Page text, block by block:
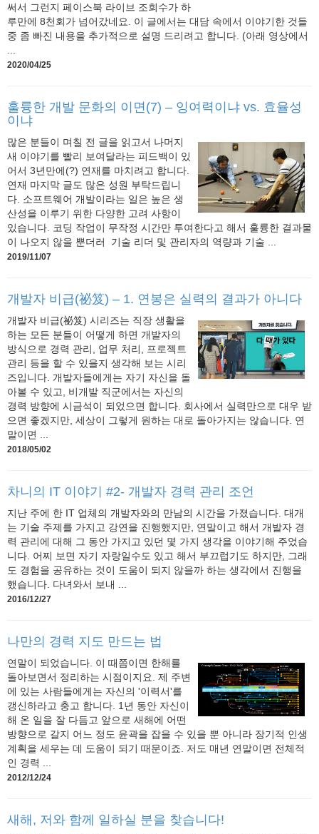
써서 그런지 페이스북 라이브 조회수가 하
루만에 8천회가 넘어갔네요. 이 글에서는 대담 속에서 이야기한 것들
중 좀 빠진 내용을 추가적으로 설명 드리려고 합니다. (아래 영상에서
2020/04/25
훌륭한 개발 문화의 이면(7) – 잉여력이냐 vs. 효율성
이냐
많은 분들이 며칠 전 글을 읽고서 나머지
새 이야기를 빨리 보여달라는 피드백이 있
어서 3년만에(?) 연재를 마치려고 합니다.
연재 마지막 글도 많은 성원 부탁드립니
다. 소프트웨어 개발이라는 일은 높은 생
산성을 이루기 위한 다양한 고려 사항이
있습니다. 코딩 작업이 무작정 시간만 투여한다고 해서 훌륭한 결과물
이 나오지 않을 뿐더러 기술 리더 및 관리자의 역량과 기술 ...
2019/11/07
개발자 비급(祕笈) – 1. 연봉은 실력의 결과가 아니다
개발자 비급(祕笈) 시리즈는 직장 생활을
하는 모든 분들이 어떻게 하면 개발자의
방식으로 경력 관리, 업무 처리, 프로젝트
관리 등을 할 수 있을지 생각해 보는 시리
즈입니다. 개발자들에게는 자기 자신을 돌
아볼 수 있고, 비개발 직군에서는 자신의
경력 방향에 시금석이 되었으면 합니다. 회사에서 실력만으로 대우 받
으면 좋겠지만, 세상이 그렇게 원하는 대로 돌아가지는 않습니다. 연
말이면 ...
2018/05/02
차니의 IT 이야기 #2- 개발자 경력 관리 조언
지난 주에 한 IT 업체의 개발자와의 만남의 시간을 가졌습니다. 대개
는 기술 주제를 가지고 강연을 진행했지만, 연말이고 해서 개발자 경
력 관리에 대해 그 동안 가지고 있던 몇 가지 생각을 이야기해 주었습
니다. 어찌 보면 자기 자랑일수도 있고 해서 부끄럽기도 하지만, 그래
도 경험을 공유하는 것이 도움이 되지 않을까 하는 생각에서 진행을
했습니다. 다녀와서 보내 ...
2016/12/27
나만의 경력 지도 만드는 법
연말이 되었습니다. 이 때쯤이면 한해를
돌아보면서 정리하는 시점이지요. 제 주변
에 있는 사람들에게는 자신의 '이력서'를
갱신하라고 충고 합니다. 1년 동안 자신이
해 온 일을 잘 다듬고 앞으로 새해에 어떤
방향으로 갈지 어느 정도 윤곽을 잡을 수 있을 뿐 아니라 장기적 인생
계획을 세우는 데 도움이 되기 때문이죠. 저도 매년 연말이면 전체적
인 경력 ...
2012/12/24
새해, 저와 함께 일하실 분을 찾습니다!